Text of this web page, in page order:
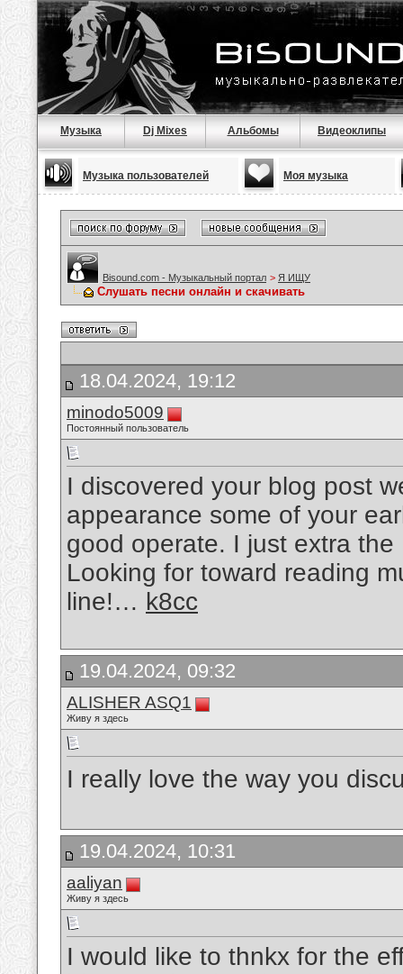
Музыка Dj Mixes Альбомы Видеоклипы
Музыка пользователей Моя музыка
Bisound.com - Музыкальный портал > Я ИЩУ
Слушать песни онлайн и скачивать
18.04.2024, 19:12
minodo5009
Постоянный пользователь
I discovered your blog post
appearance some of your
good operate. I just extra
Looking for toward reading
line!… k8cc
19.04.2024, 09:32
ALISHER ASQ1
Живу я здесь
I really love the way you
19.04.2024, 10:31
aaliyan
Живу я здесь
I would like to thnkx for the